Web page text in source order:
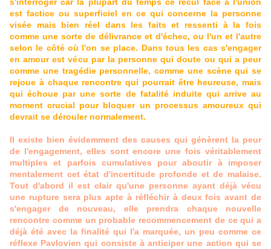
est factice ou superficiel en ce qui concerne la personne
visée mais bien réel dans les faits et ressenti à la fois
comme une sorte de délivrance et d'échec, ou l'un et l'autre
selon le côté où l'on se place. Dans tous les cas s'engager
en amour est vécu par la personne qui doute ou qui a peur
comme une tragédie personnelle, comme une scène qui se
rejoue à chaque rencontre qui pourrait être heureuse, mais
qui échoue par une sorte de fatalité induite qui arrive au
moment crucial pour bloquer un processus amoureux qui
devrait se dérouler normalement.
Il existe bien évidemment des causes qui génèrent la peur
de l'engagement, elles sont encore une fois véritablement
multiples et parfois cumulatives pour aboutir à imposer
mentalement cet état d'incertitude profonde et de malaise.
Tout d'abord il est clair qu'une personne ayant déjà vécu
une rupture sera plus apte à réfléchir à deux fois avant de
s'engager de nouveau, elle prendra chaque nouvelle
rencontre comme un probable recommencement de ce qui a
déjà été avec la finalité qui l'a marquée, un peu comme ce
réflexe Pavlovien qui consiste à anticiper une action qui se